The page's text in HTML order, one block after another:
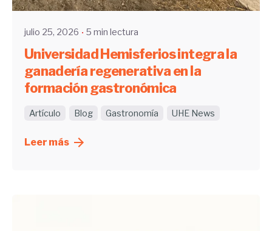
julio 25, 2026 5 min lectura
Universidad Hemisferios integra la
ganadería regenerativa en la
formación gastronómica
Artículo Blog Gastronomía UHE News
Leer más